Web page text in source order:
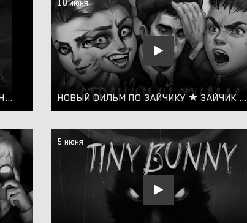
ЛИСИЧКА - ЗАЙЧИК - Tiny Bunny 3 - ВИНДИ (ПЕРЕЗАЛИВ)
10 июня
НОВЫЙ ФИЛЬМ ПО ЗАЙЧИКУ ★ ЗАЙЧИК НАПРАВЛЕНИЕ СЕРДЦА МОД TINY BUNNY
5 июня